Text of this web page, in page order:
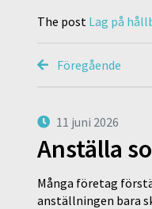
The post Lag på
Föregående
11 juni 2026
Anställa
Många företag
anställningen bara